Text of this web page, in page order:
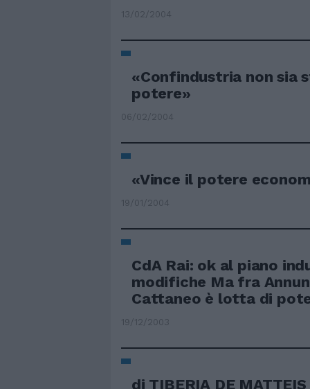
13/02/2004
«Confindustria non sia
potere»
06/02/2004
«Vince il potere
19/01/2004
CdA Rai: ok al piano
modifiche Ma fra
Cattaneo è lotta di
19/12/2003
di TIBERIA DE